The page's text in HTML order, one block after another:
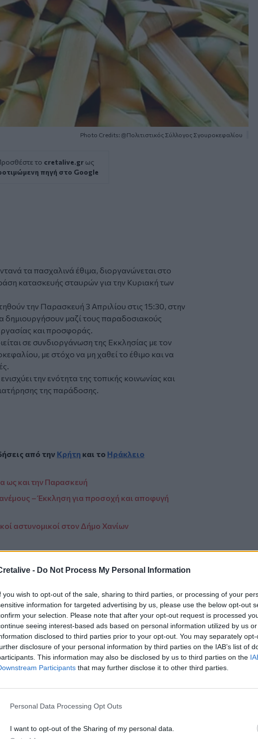
- Do Not Process My Personal Information
you wish to opt-out of the sale, sharing to third parties, or processing of your
information for targeted advertising by us, please use the below opt-out
your selection. Please note that after your opt-out request is processed
seeing interest-based ads based on personal information utilized by us
disclosed to third parties prior to your opt-out. You may separately
disclosure of your personal information by third parties on the IAB’s list of
This information may also be disclosed by us to third parties on the
Participants that may further disclose it to other third parties.
Personal Data Processing Opt Outs
I want to opt-out of the Sharing of my personal data.
Photo Credits: @Πολιτιστικός Σύλλογος Σγουροκεφαλίου
το cretalive.gr ως
πηγή στο Google
τα πασχαλινά έθιμα, διοργανώνεται στο
κατασκευής σταυρών για την Κυριακή των
την Παρασκευή 3 Απριλίου στις 15:30, στην
δημιουργήσουν μαζί τους παραδοσιακούς
και προσφοράς.
σε συνδιοργάνωση της Εκκλησίας με τον
, με στόχο να μη χαθεί το έθιμο και να
την ενότητα της τοπικής κοινωνίας και
της παράδοσης.
από την Κρήτη και το Ηράκλειο
ως και την Παρασκευή
– Έκκληση για προσοχή και αποφυγή
αστυνομικοί στον Δήμο Χανίων
στο Google Newsκαι στοFacebook
στο κανάλι μας στοYouTube
Βάγια Σταυροί Πάσχα Έθιμο Σγουροκεφάλι